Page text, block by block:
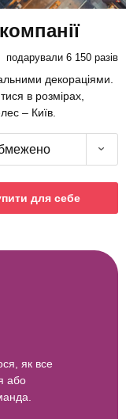
подарували 6 150 разів
декораціями.
в розмірах,
– Київ.
для себе
як все
або